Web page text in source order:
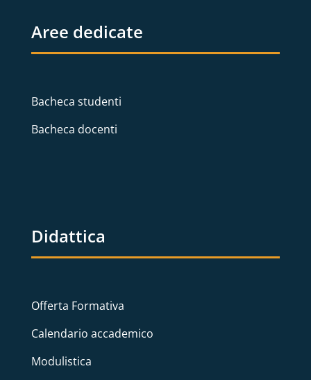
Aree dedicate
Bacheca studenti
Bacheca docenti
Didattica
Offerta Formativa
Calendario accademico
Modulistica